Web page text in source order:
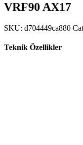
VRF90 AX17
SKU: d704449ca880
Teknik Özellikler